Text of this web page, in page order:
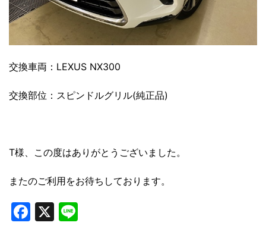
交換車両：LEXUS NX300
交換部位：スピンドルグリル(純正品)
T様、この度はありがとうございました。
またのご利用をお待ちしております。
Facebook
X